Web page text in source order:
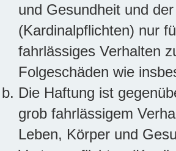
und Gesundheit und
(Kardinalpflichten) nur
fahrlässiges Verhalten
Folgeschäden wie
Die Haftung ist
grob fahrlässigem
Leben, Körper und